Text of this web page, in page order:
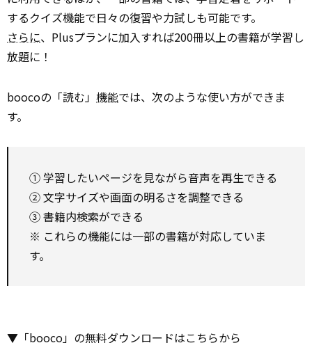
するクイズ機能で日々の復習や力試しも可能です。
さらに、Plusプランに加入すれば200冊以上の書籍が学習し
放題に！
boocoの「読む」 機能では、次のような使い方ができま
す。
① 学習したいページを見ながら音声を再生できる
② 文字サイズや画面の明るさを調整できる
③ 書籍内検索ができる
※ これらの機能には一部の書籍が対応していま
す。
▼「booco」の無料ダウンロードはこちらから